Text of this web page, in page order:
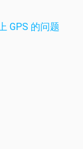
GPS 的问题